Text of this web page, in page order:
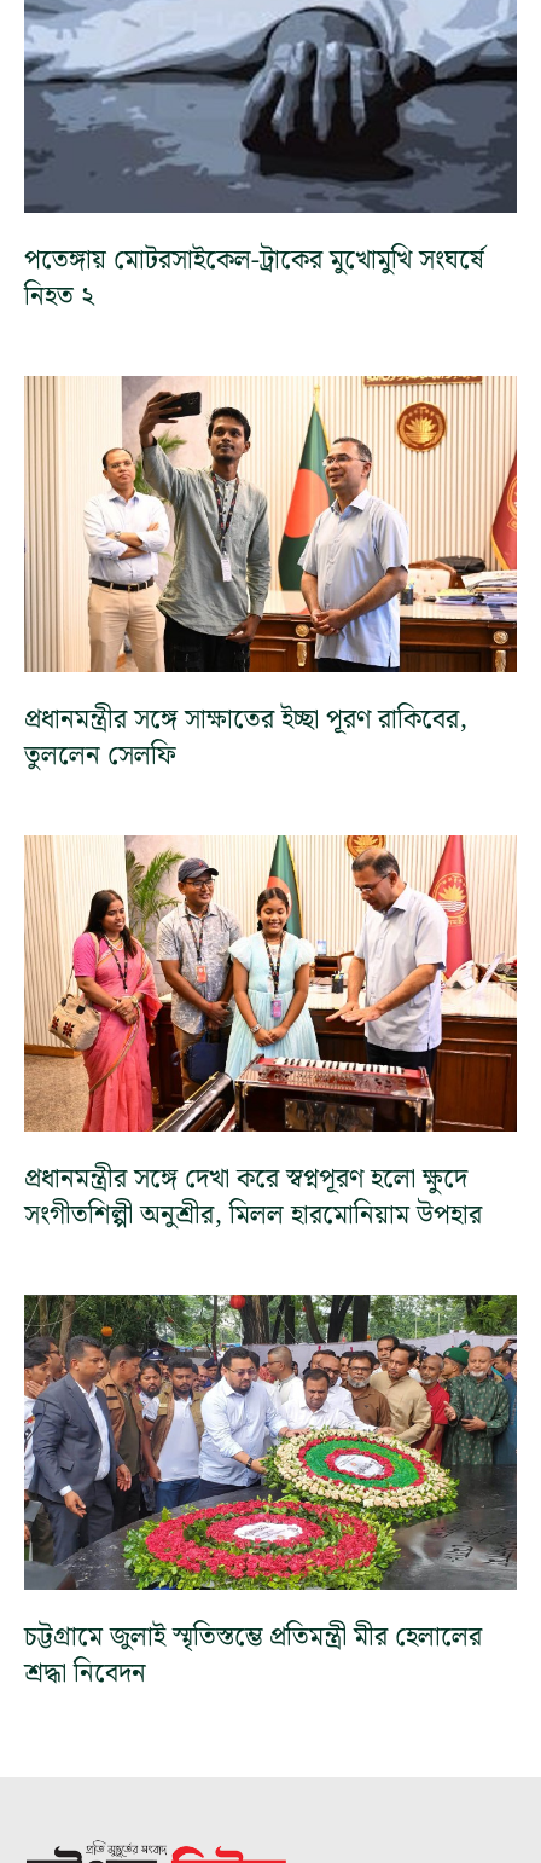
পতেঙ্গায় মোটরসাইকেল-ট্রাকের মুখোমুখি সংঘর্ষে
নিহত ২
প্রধানমন্ত্রীর সঙ্গে সাক্ষাতের ইচ্ছা পূরণ রাকিবের,
তুললেন সেলফি
প্রধানমন্ত্রীর সঙ্গে দেখা করে স্বপ্নপূরণ হলো ক্ষুদে
সংগীতশিল্পী অনুশ্রীর, মিলল হারমোনিয়াম উপহার
চট্টগ্রামে জুলাই স্মৃতিস্তম্ভে প্রতিমন্ত্রী মীর হেলালের
শ্রদ্ধা নিবেদন